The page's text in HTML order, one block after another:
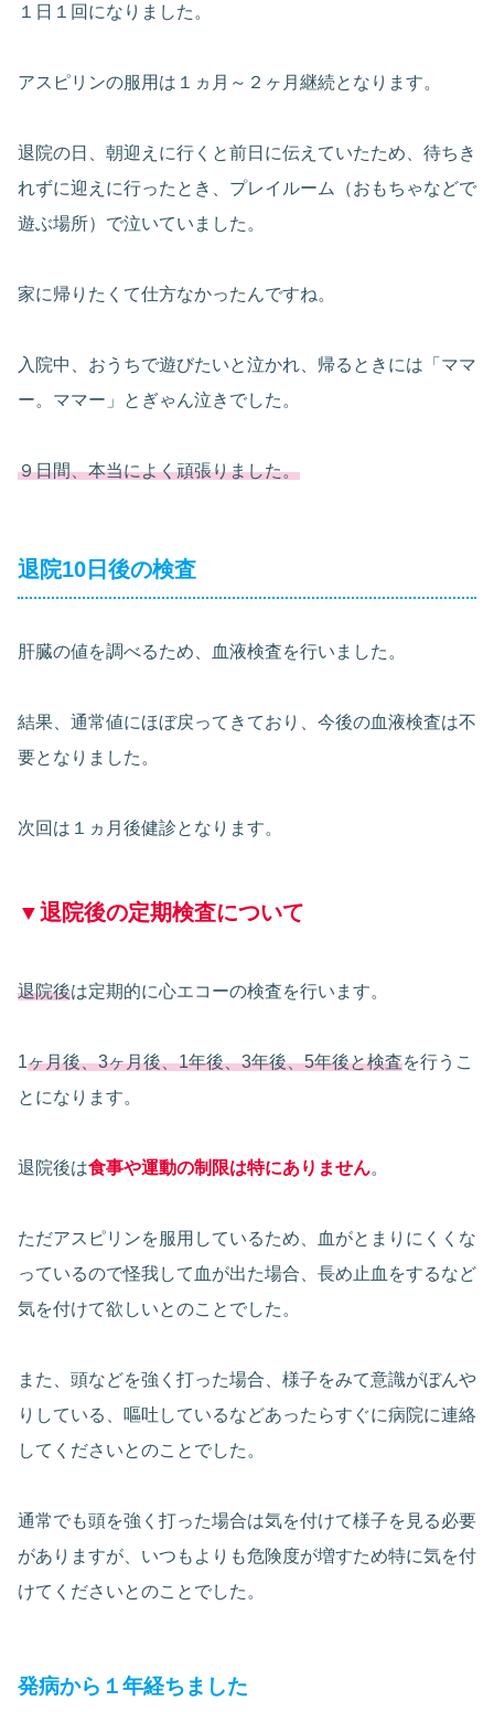
１日１回になりました。
アスピリンの服用は１ヵ月～２ヶ月継続となります。
退院の日、朝迎えに行くと前日に伝えていたため、待ちき
れずに迎えに行ったとき、プレイルーム（おもちゃなどで
遊ぶ場所）で泣いていました。
家に帰りたくて仕方なかったんですね。
入院中、おうちで遊びたいと泣かれ、帰るときには「ママ
ー。ママー」とぎゃん泣きでした。
９日間、本当によく頑張りました。
退院10日後の検査
肝臓の値を調べるため、血液検査を行いました。
結果、通常値にほぼ戻ってきており、今後の血液検査は不
要となりました。
次回は１ヵ月後健診となります。
▼退院後の定期検査について
退院後は定期的に心エコーの検査を行います。
1ヶ月後、3ヶ月後、1年後、3年後、5年後と検査を行うこ
とになります。
退院後は食事や運動の制限は特にありません。
ただアスピリンを服用しているため、血がとまりにくくな
っているので怪我して血が出た場合、長め止血をするなど
気を付けて欲しいとのことでした。
また、頭などを強く打った場合、様子をみて意識がぼんや
りしている、嘔吐しているなどあったらすぐに病院に連絡
してくださいとのことでした。
通常でも頭を強く打った場合は気を付けて様子を見る必要
がありますが、いつもよりも危険度が増すため特に気を付
けてくださいとのことでした。
発病から１年経ちました